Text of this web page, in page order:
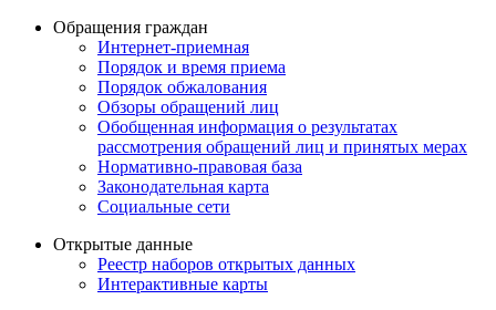
Обращения граждан
Интернет-приемная
Порядок и время приема
Порядок обжалования
Обзоры обращений лиц
Обобщенная информация о результатах
рассмотрения обращений лиц и принятых мерах
Нормативно-правовая база
Законодательная карта
Социальные сети
Открытые данные
Реестр наборов открытых данных
Интерактивные карты